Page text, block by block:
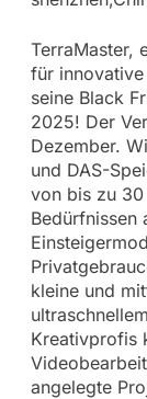
TerraMaster,
für
seine Black
2025! Der
Dezember.
und DAS-
von bis zu
Bedürfnissen
kleine und
Kreativprofis
angelegte